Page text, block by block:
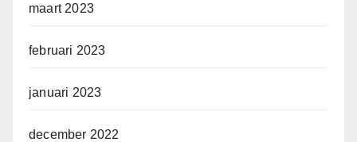
maart 2023
februari 2023
januari 2023
december 2022